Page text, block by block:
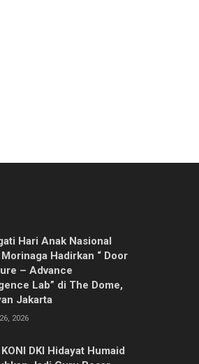
Hari Anak Nasional
Hadirkan “ Door
– Advance
Lab” di The Dome,
Jakarta
2026
DKI Hidayat Humaid